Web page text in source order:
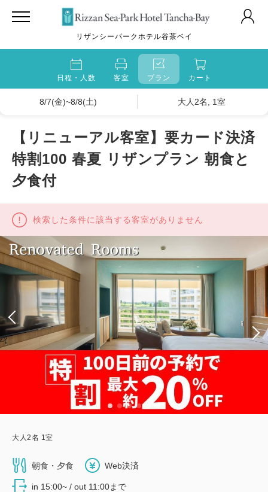
リザンシーパークホテル谷茶ベイ
日程・人数 客室 プラン カート
8/7(金)~8/8(土) 大人2名, 1室
【リニューアル客室】要カード決済
特割100 春夏 リザンプラン 朝食と
夕食付
検索した条件に該当する客室がありません
大人2名 1室
朝食・夕食 Web決済
in 15:00~ / out 11:00まで